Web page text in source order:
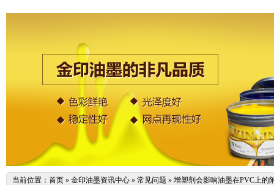
当前位置： 首页 » 金印油墨资讯中心 » 常见问题 » 增塑剂会影响油墨在PVC上的